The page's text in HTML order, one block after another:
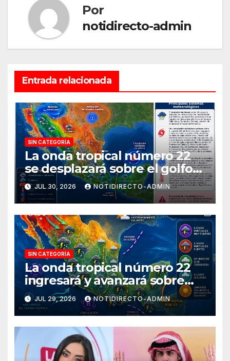
Por
notidirecto-admin
Entrada relacionada
SIN CATEGORÍA
La onda tropical número 22
se desplazará sobre el golfo
de Tehuantepec y el sur del
país
JUL 30, 2026 NOTIDIRECTO-ADMIN
SIN CATEGORÍA
La onda tropical número 22
ingresará y avanzará sobre
México
JUL 29, 2026 NOTIDIRECTO-ADMIN